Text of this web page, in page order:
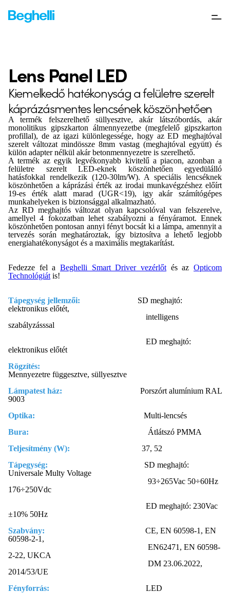
Lens Panel LED
Kiemelkedő hatékonyság a felületre szerelt
káprázásmentes lencsének köszönhetően
A termék felszerelhető süllyesztve, akár látszóbordás, akár
monolitikus gipszkarton álmennyezetbe (megfelelő gipszkarton
profillal), de az igazi különlegessége, hogy az ED meghajtóval
szerelt változat mindössze 8mm vastag (meghajtóval együtt) és
külön adapter nélkül akár betonmennyezetre is szerelhető.
A termék az egyik legvékonyabb kivitelű a piacon, azonban a
felületre szerelt LED-eknek köszönhetően egyedülálló
hatásfokkal rendelkezik (120-30lm/W). A speciális lencséknek
köszönhetően a káprázási érték az irodai munkavégzéshez előírt
19-es érték alatt marad (UGR<19), igy akár számítógépes
munkahelyeken is biztonsággal alkalmazható.
Az RD meghajtós változat olyan kapcsolóval van felszerelve,
amellyel 4 fokozatban lehet szabályozni a fényáramot. Ennek
köszönhetően pontosan annyi fényt bocsát ki a lámpa, amennyit a
tervezés során meghatároztak, így biztosítva a lehető legjobb
energiahatékonyságot és a maximális megtakarítást.
Fedezze fel a Beghelli Smart Driver vezérlőt és az Opticom
Technológiát is!
Tápegység jellemzői:
SD meghajtó:
elektronikus előtét,
intelligens
szabályzásssal
ED meghajtó:
elektronikus előtét
Rögzítés:
Mennyezetre függesztve, süllyesztve
Lámpatest ház:
Porszórt alumínium RAL
9003
Optika:
Multi-lencsés
Bura:
Átlátszó PMMA
Teljesítmény (W):
37, 52
Tápegység:
SD meghajtó:
Universale Multy Voltage
93÷265Vac 50÷60Hz
176÷250Vdc
ED meghajtó: 230Vac
±10% 50Hz
Szabvány:
CE, EN 60598-1, EN
60598-2-1,
EN62471, EN 60598-
2-22, UKCA
DM 23.06.2022,
2014/53/UE
Fényforrás:
LED